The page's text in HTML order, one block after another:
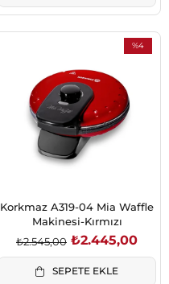
%4
Korkmaz A319-04 Mia Waffle
Makinesi-Kırmızı
₺2.445,00
₺2.545,00
SEPETE EKLE